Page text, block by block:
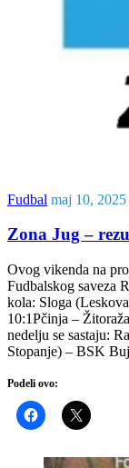
Fudbal maj 10, 2025
Zona Jug –
Ovog vikenda na
Fudbalskog saveza
kola: Sloga
10:1Pčinja –
nedelju se sastaju:
Stopanje) – BSK
Podeli ovo: